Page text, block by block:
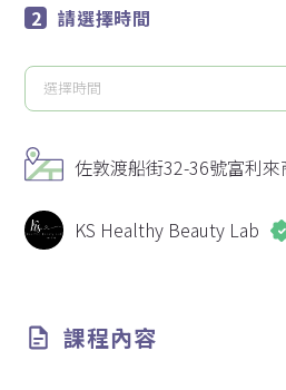
請選擇時間
選擇時間
請
擇
時
間
佐敦渡船街32-36號富利
KS Healthy Beauty Lab
課程內容